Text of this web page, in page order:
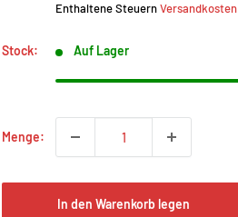
Enthaltene SteuernVersandkosten
Stock: Auf Lager
Menge:
In den Warenkorb legen